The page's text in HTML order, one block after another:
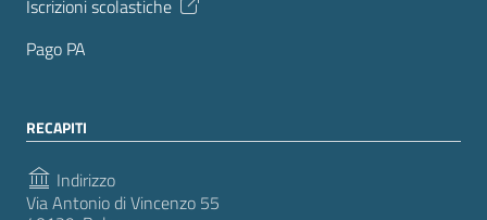
Iscrizioni scolastiche
Pago PA
RECAPITI
Indirizzo
Via Antonio di Vincenzo 55